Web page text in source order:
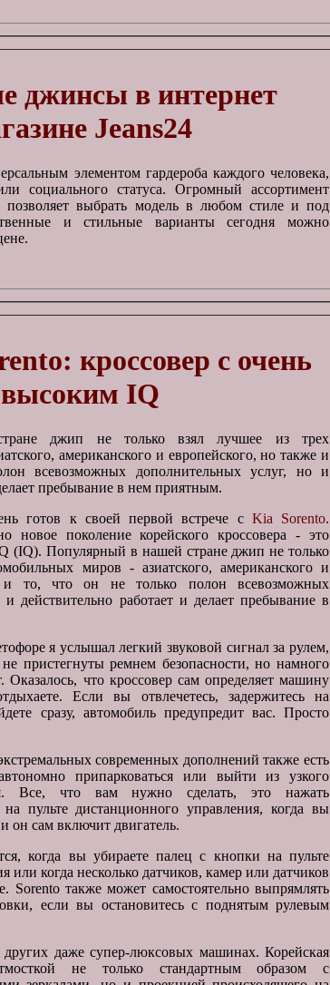
джинсы в интернет
Jeans24
элементом гардероба каждого человека,
социального статуса. Огромный ассортимент
позволяет выбрать модель в любом стиле и под
и стильные варианты сегодня можно
кроссовер с очень
высоким IQ
джип не только взял лучшее из трех
американского и европейского, но также и
всевозможных дополнительных услуг, но и
пребывание в нем приятным.
готов к своей первой встрече с Kia Sorento.
новое поколение корейского кроссовера - это
(IQ). Популярный в нашей стране джип не только
миров - азиатского, американского и
и то, что он не только полон всевозможных
действительно работает и делает пребывание в
я услышал легкий звуковой сигнал за рулем,
пристегнуты ремнем безопасности, но намного
Оказалось, что кроссовер сам определяет машину
Если вы отвлечетесь, задержитесь на
сразу, автомобиль предупредит вас. Просто
современных дополнений также есть
припарковаться или выйти из узкого
Все, что вам нужно сделать, это нажать
пульте дистанционного управления, когда вы
он сам включит двигатель.
когда вы убираете палец с кнопки на пульте
или когда несколько датчиков, камер или датчиков
Sorento также может самостоятельно выпрямлять
если вы остановитесь с поднятым рулевым
даже супер-люксовых машинах. Корейская
не только стандартным образом с